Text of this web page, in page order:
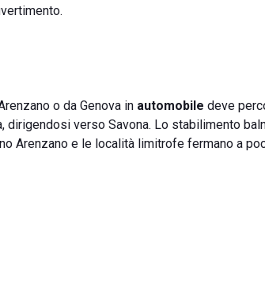
o da Genova in automobile deve
dirigendosi verso Savona. Lo stabilimento
Arenzano e le località limitrofe fermano a